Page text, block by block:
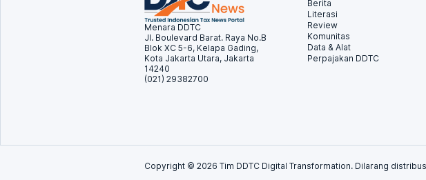
Menara DDTC
Jl. Boulevard Barat. Raya No.B
Blok XC 5-6, Kelapa Gading,
Kota Jakarta Utara, Jakarta
14240
(021) 29382700
Berita
Literasi
Review
Komunitas
Data & Alat
Perpajakan DDTC
Copyright © 2026 Tim DDTC Digital Transformation. Dilarang